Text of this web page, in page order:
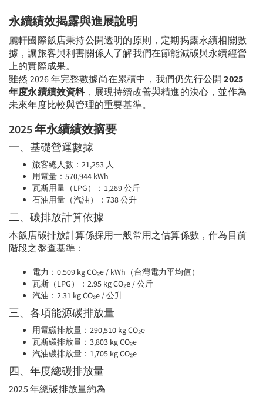
永續績效揭露與進展說明
麗軒國際飯店秉持公開透明的原則，定期揭露永續相關數
據，讓旅客與利害關係人了解我們在節能減碳與永續經營
上的實際成果。
雖然 2026 年完整數據尚在累積中，我們仍先行公開2025
年度永續績效資料，展現持續改善與精進的決心，並作為
未來年度比較與管理的重要基準。
2025 年永續績效摘要
一、基礎營運數據
旅客總人數：21,253 人
用電量：570,944 kWh
瓦斯用量（LPG）：1,289 公斤
石油用量（汽油）：738 公升
二、碳排放計算依據
本飯店碳排放計算係採用一般常用之估算係數，作為目前
階段之盤查基準：
電力：0.509 kg CO₂e / kWh（台灣電力平均值）
瓦斯（LPG）：2.95 kg CO₂e / 公斤
汽油：2.31 kg CO₂e / 公升
三、各項能源碳排放量
用電碳排放量：290,510 kg CO₂e
瓦斯碳排放量：3,803 kg CO₂e
汽油碳排放量：1,705 kg CO₂e
四、年度總碳排放量
2025 年總碳排放量約為